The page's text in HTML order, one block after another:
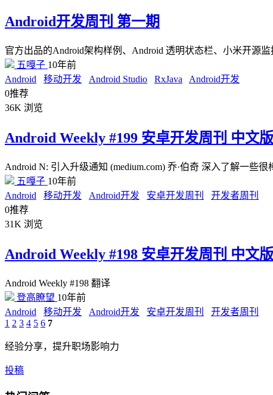
Android开发周刊 第一期
官方出品的Android架构样例、Android 透明状态栏、小米开源
五嘎子 10年前
Android
移动开发 Android Studio RxJava
Android开发
0推荐
36K 浏览
Android Weekly #199 安卓开发周刊 中文版
Android N: 引入升级通知 (medium.com) 乔·伯奇 深入了解一些
五嘎子 10年前
Android
移动开发 Android开发 安卓开发周刊
开发者周刊
0推荐
31K 浏览
Android Weekly #198 安卓开发周刊 中文版
Android Weekly #198 翻译
登高瞭望 10年前
Android
移动开发 Android开发 安卓开发周刊
开发者周刊
1 2 3 4 5 6 7
经验分享，提升职场影响力
投稿